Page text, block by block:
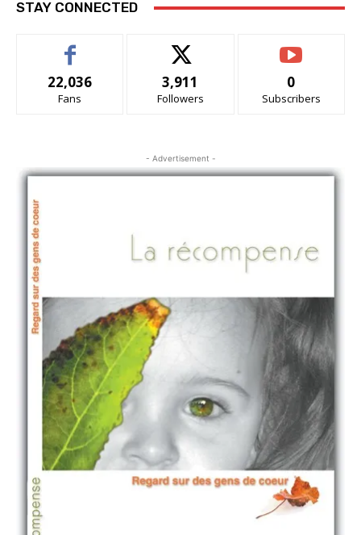
STAY CONNECTED
22,036
Fans
3,911
Followers
0
Subscribers
- Advertisement -